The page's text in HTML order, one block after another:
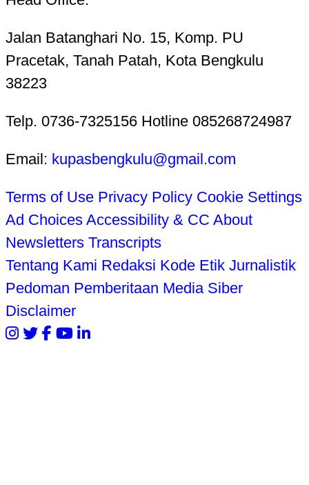
Jalan Batanghari No. 15, Komp. PU
Pracetak, Tanah Patah, Kota Bengkulu
38223
Telp. 0736-7325156 Hotline 085268724987
Email: kupasbengkulu@gmail.com
Terms of Use Privacy Policy Cookie Settings
Ad Choices Accessibility & CC About
Newsletters Transcripts
Tentang Kami Redaksi Kode Etik Jurnalistik
Pedoman Pemberitaan Media Siber
Disclaimer